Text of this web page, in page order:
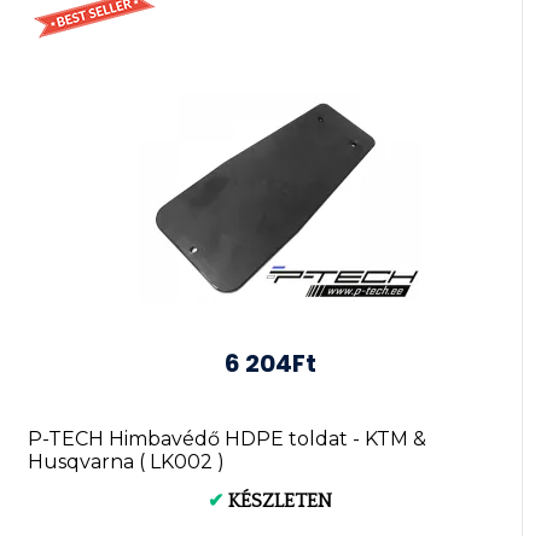
6 204Ft
P-TECH Himbavédő HDPE toldat - KTM &
Husqvarna ( LK002 )
✔ KÉSZLETEN